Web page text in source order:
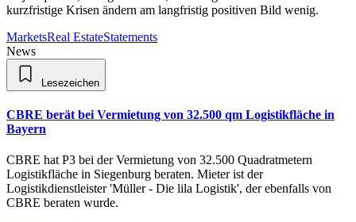
kurzfristige Krisen ändern am langfristig positiven Bild wenig.
MarketsReal EstateStatements
News
Lesezeichen
CBRE berät bei Vermietung von 32.500 qm Logistikfläche in
Bayern
CBRE hat P3 bei der Vermietung von 32.500 Quadratmetern
Logistikfläche in Siegenburg beraten. Mieter ist der
Logistikdienstleister 'Müller - Die lila Logistik', der ebenfalls von
CBRE beraten wurde.